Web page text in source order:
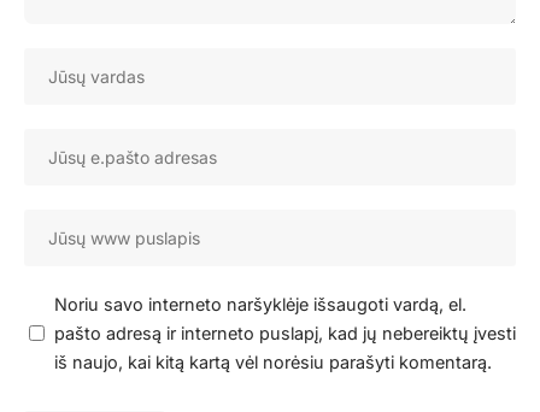
Noriu savo interneto naršyklėje išsaugoti vardą, el.
pašto adresą ir interneto puslapį, kad jų nebereiktų įvesti
iš naujo, kai kitą kartą vėl norėsiu parašyti komentarą.